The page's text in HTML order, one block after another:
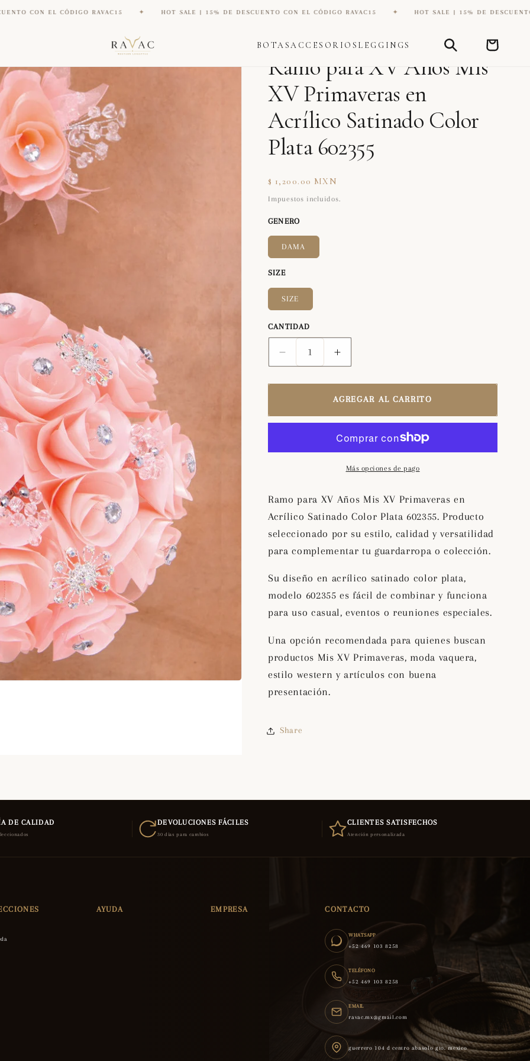
RAVAC15 ✦ HOT SALE | 15% DE DESCUENTO CON EL CÓDIGO RAVAC15 ✦ HOT SALE | 15% DE DESCUENTO CON EL
BOTASACCESORIOS LEGGINGS Carrito
DIANA ZAPATERIA INC
Ramo para XV Años Mis
XV Primaveras en
Acrílico Satinado Color
Plata 602355
Precio
habitual
$ 1,200.00 MXN
Impuestos incluidos.
GENERO
DAMA
SIZE
SIZE
CANTIDAD
Reducir
cantidad
para
XV
Mis
Acrílico
Satinado
Color
Plata
Aumentar
cantidad
para
Ramo
XV
Años
Mis
XV
en
Acrílico
Satinado
Color
Plata
AGREGAR AL CARRITO
Más opciones de pago
Ramo para XV Años Mis XV Primaveras en
Acrílico Satinado Color Plata 602355. Producto
seleccionado por su estilo, calidad y versatilidad
para complementar tu guardarropa o colección.
Su diseño en acrílico satinado color plata,
modelo 602355 es fácil de combinar y funciona
para uso casual, eventos o reuniones especiales.
Una opción recomendada para quienes buscan
productos Mis XV Primaveras, moda vaquera,
estilo western y artículos con buena
presentación.
Share
DE CALIDAD DEVOLUCIONES FÁCILES
30 días para cambios
CLIENTES SATISFECHOS
Atención personalizada
AYUDA EMPRESA CONTACTO
WHATSAPP
+52 469 103 8258
TELÉFONO
+52 469 103 8258
EMAIL
ravac.mx@gmail.com
guerrero 104 d centro abasolo gto. mexico